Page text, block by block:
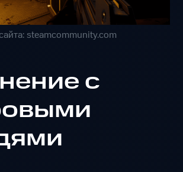
steamcommunity.com
с